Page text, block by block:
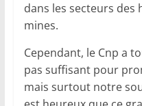
dans les secteurs des
mines.
Cependant, le Cnp a
pas suffisant pour
mais surtout notre